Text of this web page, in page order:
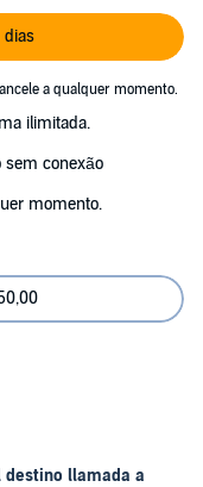
dias
a qualquer momento.
ilimitada.
sem conexão
momento.
llamada a